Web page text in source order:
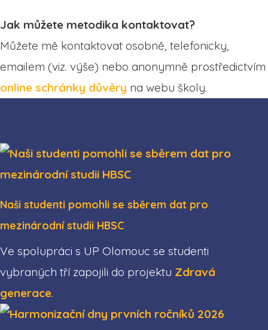
Jak můžete metodika kontaktovat?
Můžete mě kontaktovat osobně, telefonicky,
emailem (viz. výše) nebo anonymně prostředictvím
online schránky důvěry na webu školy.
Naši studenti pomohli se sběrem dat pro
mezinárodní studii HBSC
Ve spolupráci s UP Olomouc se studenti
vybraných tří zapojili do projektu Zdravá
generace.